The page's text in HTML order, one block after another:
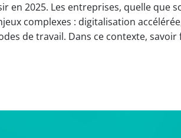
en 2025. Les entreprises, quelle que
complexes : digitalisation
de travail. Dans ce contexte, savoir